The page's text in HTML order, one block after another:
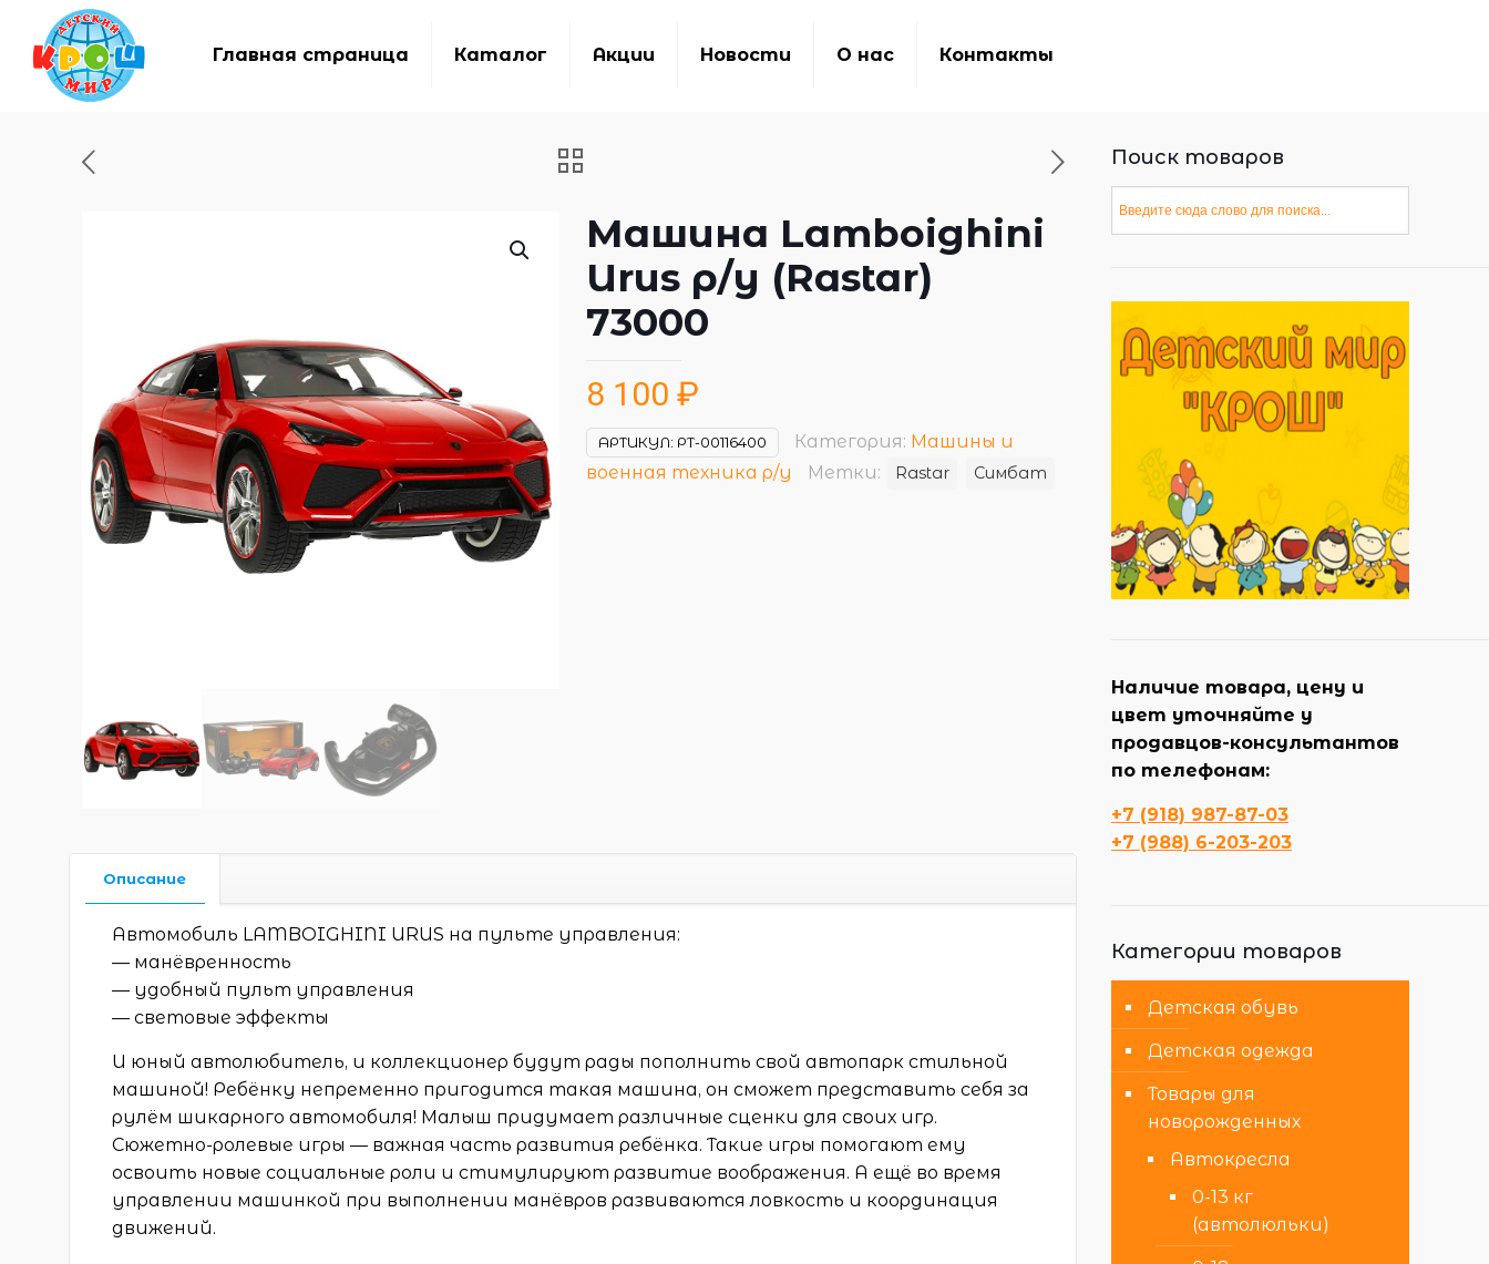
Главная страница Каталог Акции Новости О нас Контакты
Машина Lamboighini
Urus р/у (Rastar)
73000
8 100 ₽
АРТИКУЛ: РТ-00116400 Категория: Машины и
военная техника р/у
Метки: Rastar Симбат
Описание
Автомобиль LAMBOIGHINI URUS на пульте управления:
— манёвренность
— удобный пульт управления
— световые эффекты
И юный автолюбитель, и коллекционер будут рады пополнить свой автопарк стильной
машиной! Ребёнку непременно пригодится такая машина, он сможет представить себя за
рулём шикарного автомобиля! Малыш придумает различные сценки для своих игр.
Сюжетно-ролевые игры — важная часть развития ребёнка. Такие игры помогают ему
освоить новые социальные роли и стимулируют развитие воображения. А ещё во время
управлении машинкой при выполнении манёвров развиваются ловкость и координация
движений.
Поиск товаров
Наличие товара, цену и
цвет уточняйте у
продавцов-консультантов
по телефонам:
+7 (918) 987-87-03
+7 (988) 6-203-203
Категории товаров
Детская обувь
Детская одежда
Товары для
новорожденных
Автокресла
0-13 кг
(автолюльки)